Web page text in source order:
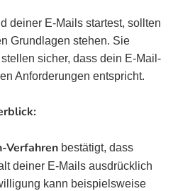
deiner E-Mails startest, sollten
Grundlagen stehen. Sie
sicher, dass dein E-Mail-
Anforderungen entspricht.
Verfahren bestätigt, dass
deiner E-Mails ausdrücklich
kann beispielsweise